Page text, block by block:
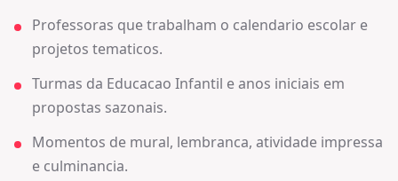
Professoras que trabalham o calendario escolar e
projetos tematicos.
Turmas da Educacao Infantil e anos iniciais em
propostas sazonais.
Momentos de mural, lembranca, atividade impressa
e culminancia.